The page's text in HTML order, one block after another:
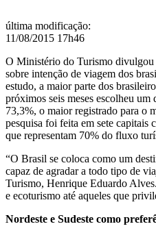
última modificação:
11/08/2015 17h46
O Ministério do Turismo divulgou
sobre intenção de viagem dos
estudo, a maior parte dos
próximos seis meses escolheu
73,3%, o maior registrado para o
pesquisa foi feita em sete capitais
que representam 70% do fluxo
“O Brasil se coloca como um
capaz de agradar a todo tipo de
Turismo, Henrique Eduardo
e ecoturismo até aqueles que
Nordeste e Sudeste como